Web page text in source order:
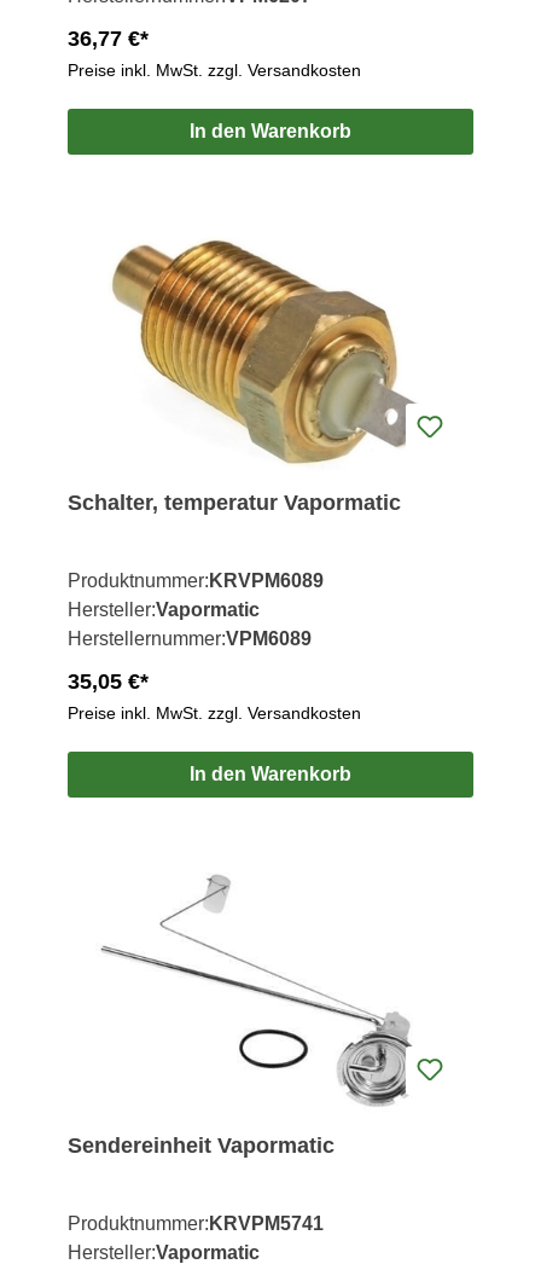
36,77 €*
Preise inkl. MwSt. zzgl. Versandkosten
In den Warenkorb
Schalter, temperatur Vapormatic
Produktnummer: KRVPM6089
Hersteller:Vapormatic
Herstellernummer:VPM6089
35,05 €*
Preise inkl. MwSt. zzgl. Versandkosten
In den Warenkorb
Sendereinheit Vapormatic
Produktnummer: KRVPM5741
Hersteller:Vapormatic